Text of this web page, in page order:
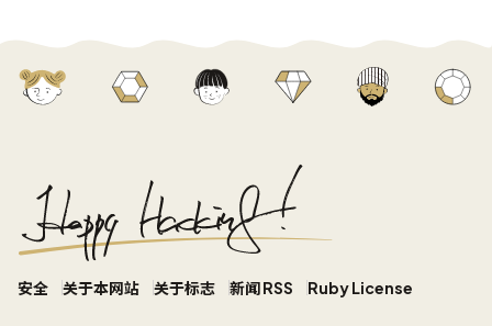
安全 关于本网站 关于标志 新闻 RSS Ruby License